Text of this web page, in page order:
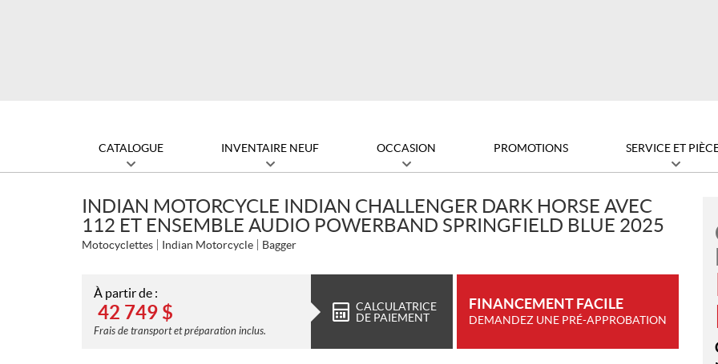
CATALOGUE INVENTAIRE NEUF OCCASION PROMOTIONS SERVICE ET
INDIAN MOTORCYCLE INDIAN CHALLENGER DARK HORSE AVEC
112 ET ENSEMBLE AUDIO POWERBAND SPRINGFIELD BLUE 2025
Motocyclettes Indian Motorcycle Bagger
À partir de :
42 749 $
Frais de transport et préparation inclus.
CALCULATRICE
DE PAIEMENT
FINANCEMENT FACILE
DEMANDEZ UNE PRÉ-APPROBATION